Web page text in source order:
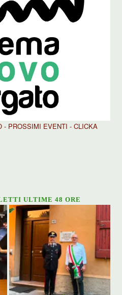
- PROSSIMI EVENTI - CLICKA
ULTIME 48 ORE